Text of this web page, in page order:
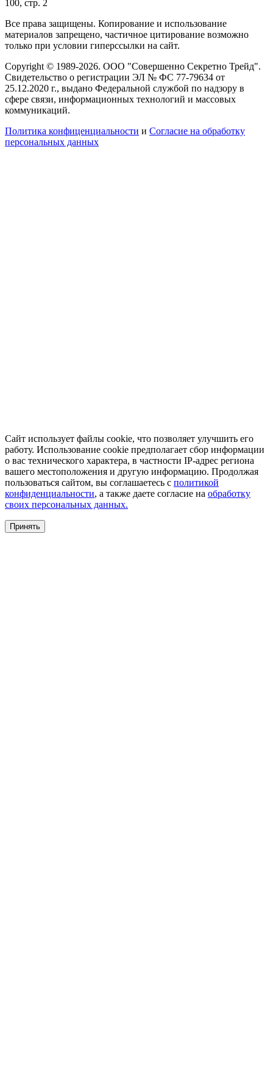
100, стр. 2
Все права защищены. Копирование и использование
материалов запрещено, частичное цитирование возможно
только при условии гиперссылки на сайт.
Copyright © 1989-2026. ООО "Совершенно Секретно Трейд".
Свидетельство о регистрации ЭЛ № ФС 77-79634 от
25.12.2020 г., выдано Федеральной службой по надзору в
сфере связи, информационных технологий и массовых
коммуникаций.
Политика конфиценциальности и Согласие на обработку
персональных данных
Сайт использует файлы cookie, что позволяет улучшить его
работу. Использование cookie предполагает сбор информации
о вас технического характера, в частности IP-адрес региона
вашего местоположения и другую информацию. Продолжая
пользоваться сайтом, вы соглашаетесь с политикой
конфиденциальности, а также даете согласие на обработку
своих персональных данных.
Принять